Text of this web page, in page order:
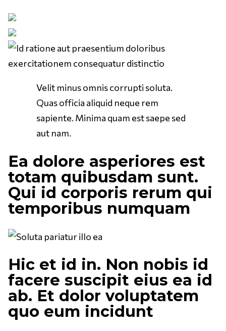
Velit minus omnis corrupti soluta.
Quas officia aliquid neque rem
sapiente. Minima quam est saepe sed
aut nam.
Ea dolore asperiores est
totam quibusdam sunt.
Qui id corporis rerum qui
temporibus numquam
Hic et id in. Non nobis id
facere suscipit eius ea id
ab. Et dolor voluptatem
quo eum incidunt